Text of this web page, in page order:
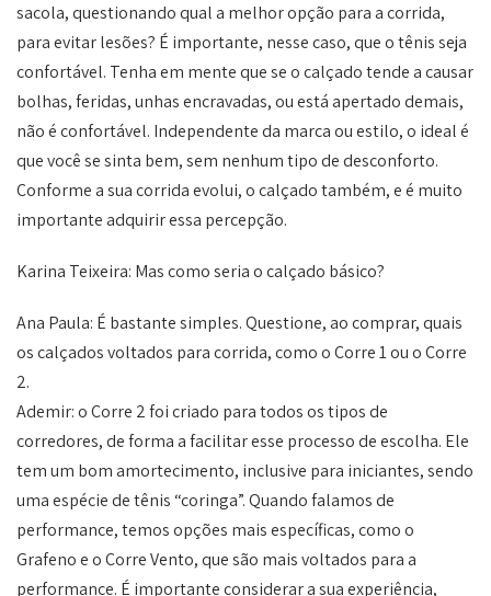
sacola, questionando qual a melhor opção para a corrida,
para evitar lesões? É importante, nesse caso, que o tênis seja
confortável. Tenha em mente que se o calçado tende a causar
bolhas, feridas, unhas encravadas, ou está apertado demais,
não é confortável. Independente da marca ou estilo, o ideal é
que você se sinta bem, sem nenhum tipo de desconforto.
Conforme a sua corrida evolui, o calçado também, e é muito
importante adquirir essa percepção.
Karina Teixeira: Mas como seria o calçado básico?
Ana Paula: É bastante simples. Questione, ao comprar, quais
os calçados voltados para corrida, como o Corre 1 ou o Corre
2.
Ademir: o Corre 2 foi criado para todos os tipos de
corredores, de forma a facilitar esse processo de escolha. Ele
tem um bom amortecimento, inclusive para iniciantes, sendo
uma espécie de tênis “coringa”. Quando falamos de
performance, temos opções mais específicas, como o
Grafeno e o Corre Vento, que são mais voltados para a
performance. É importante considerar a sua experiência,